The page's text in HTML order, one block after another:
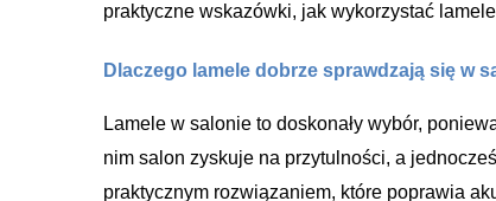
praktyczne wskazówki, jak wykorzystać
Dlaczego lamele dobrze sprawdzają się w
Lamele w salonie to doskonały wybór,
nim salon zyskuje na przytulności, a
praktycznym rozwiązaniem, które poprawia